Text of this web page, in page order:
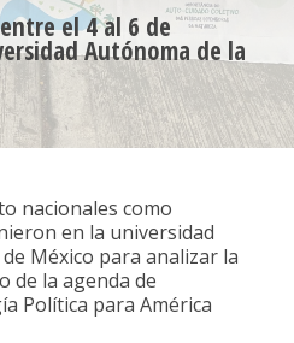
el 4 al 6 de
Autónoma de la
nacionales como
en la universidad
México para analizar la
de la agenda de
Política para América